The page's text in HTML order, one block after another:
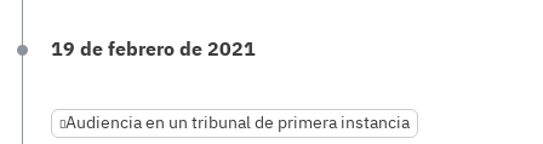
19 de febrero de 2021
Audiencia en un tribunal de primera instancia